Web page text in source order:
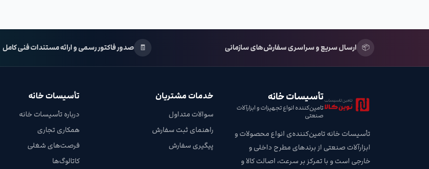
📦 ارسال سریع و سراسری سفارش‌های سازمانی 🧾 صدور فاکتور رسمی و ارائه مستندات فنی کامل
تأسیسات خانه
تامین‌کننده انواع تجهیزات و ابزارآلات
صنعتی
تأسیسات خانه تامین‌کننده‌ی انواع محصولات و
ابزارآلات صنعتی از برندهای مطرح داخلی و
خارجی است و با تمرکز بر سرعت، اصالت کالا و
خدمات مشتریان
سوالات متداول
راهنمای ثبت سفارش
پیگیری سفارش
تأسیسات خانه
درباره تأسیسات خانه
همکاری تجاری
فرصت‌های شغلی
کاتالوگ‌ها